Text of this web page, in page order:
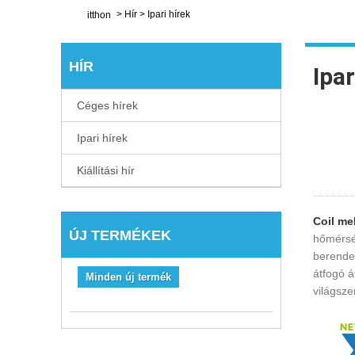
itthon > Hír > Ipari hírek
HÍR
Céges hírek
Ipari hírek
Kiállítási hír
ÚJ TERMÉKEK
Minden új termék
Coil
átfogó